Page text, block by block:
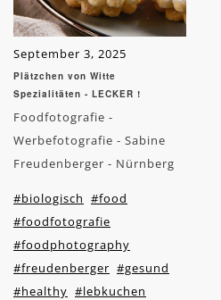
September 3, 2025
Plätzchen von Witte
Spezialitäten - LECKER !
Foodfotografie -
Werbefotografie - Sabine
Freudenberger - Nürnberg
#biologisch #food
#foodfotografie
#foodphotography
#freudenberger #gesund
#healthy #lebkuchen